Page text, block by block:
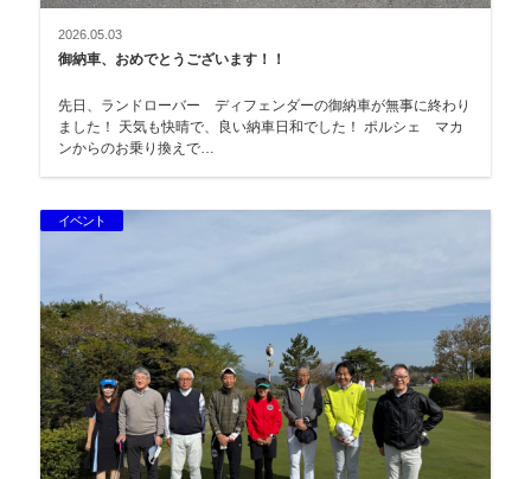
2026.05.03
御納車、おめでとうございます！！
先日、ランドローバー ディフェンダーの御納車が無事に終わり
ました！ 天気も快晴で、良い納車日和でした！ ポルシェ マカ
ンからのお乗り換えで…
イベント